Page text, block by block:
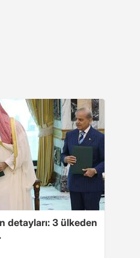
detayları: 3 ülkeden